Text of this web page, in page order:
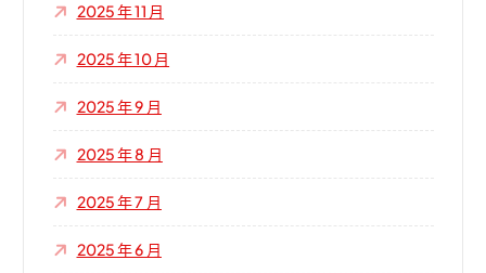
2025 年 11 月
2025 年 10 月
2025 年 9 月
2025 年 8 月
2025 年 7 月
2025 年 6 月